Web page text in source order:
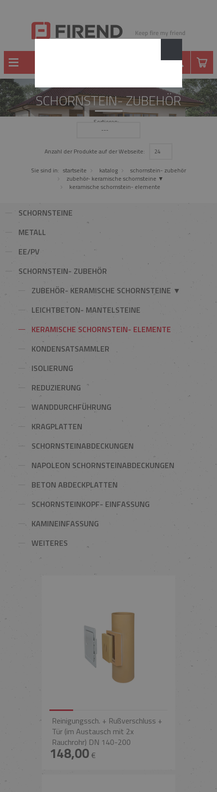
SCHORNSTEIN- ZUBEHÖR
Sortieren:
---
Anzahl der Produkte auf der Webseite: 24
Sie sind in: startseite katalog
schornstein- zubehör
zubehör- keramische schornsteine ▼
keramische schornstein- elemente
SCHORNSTEINE
METALL
EE/PV
SCHORNSTEIN- ZUBEHÖR
ZUBEHÖR- KERAMISCHE SCHORNSTEINE ▼
LEICHTBETON- MANTELSTEINE
KERAMISCHE SCHORNSTEIN- ELEMENTE
KONDENSATSAMMLER
ISOLIERUNG
REDUZIERUNG
WANDDURCHFÜHRUNG
KRAGPLATTEN
SCHORNSTEINABDECKUNGEN
NAPOLEON SCHORNSTEINABDECKUNGEN
BETON ABDECKPLATTEN
SCHORNSTEINKOPF- EINFASSUNG
KAMINEINFASSUNG
WEITERES
Reinigungssch. + Rußverschluss +
Tür (im Austausch mit 2x
Rauchrohr) DN 140-200
148,00€